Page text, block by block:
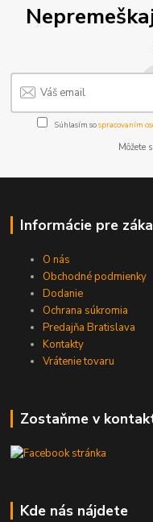
Súhlasím sospracovaním
Môžete
Informácie pre
O nás
Obchodné podmienky
Dodanie
Ochrana súkromia
Predajňa Bratislava
Kontakty
Vrátenie tovaru
Zostaňme v
Kde nás nájdete